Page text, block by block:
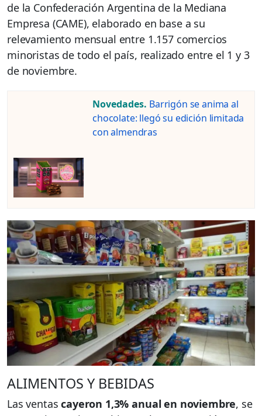
de la Confederación Argentina de la Mediana
Empresa (CAME), elaborado en base a su
relevamiento mensual entre 1.157 comercios
minoristas de todo el país, realizado entre el 1 y 3
de noviembre.
Novedades. Barrigón se anima al
chocolate: llegó su edición limitada
con almendras
ALIMENTOS Y BEBIDAS
Las ventascayeron 1,3% anual en noviembre, se